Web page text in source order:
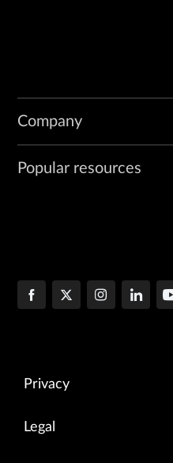
Company
Popular resources
Privacy
Legal